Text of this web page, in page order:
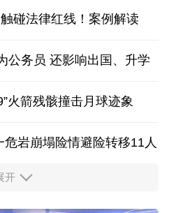
碰法律红线！案例解读
公务员 还影响出国、升学
火箭残骸撞击月球迹象
岩崩塌险情避险转移11人
看好中国经济
开